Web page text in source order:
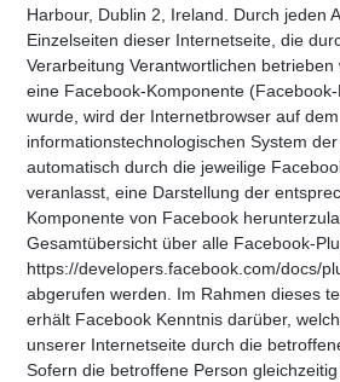
Harbour, Dublin 2, Ireland. Durch jeden
Einzelseiten dieser Internetseite, die
Verarbeitung Verantwortlichen
eine Facebook-Komponente
wurde, wird der Internetbrowser auf dem
informationstechnologischen System
automatisch durch die jeweilige
veranlasst, eine Darstellung der
Komponente von Facebook
Gesamtübersicht über alle Facebook-
https://developers.facebook.com/docs/
abgerufen werden. Im Rahmen dieses
erhält Facebook Kenntnis darüber,
unserer Internetseite durch die
Sofern die betroffene Person